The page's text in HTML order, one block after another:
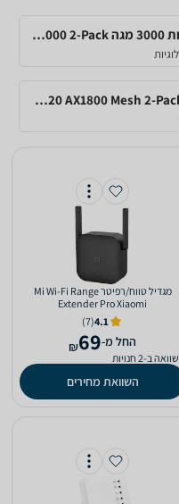
מארז 2 מגדילי טווח מהירות 3000 מגה CUDY M3000 2-Pack
מערכת MESH ‏ Deco X20 AX1800 Mesh 2-Pack TP-Link
‏מגדיל טווח/רפיטר Mi Wi-Fi Range
Extender Pro Xiaomi
4.1
(7)
‫החל מ-69
₪
ב-2 חנויות
השוואת מחירים